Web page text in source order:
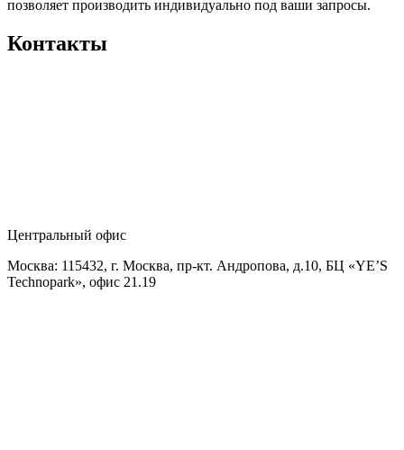
позволяет производить индивидуально под ваши запросы.
Контакты
Центральный офис
Москва: 115432, г. Москва, пр-кт. Андропова, д.10, БЦ «YE’S
Technopark», офис 21.19